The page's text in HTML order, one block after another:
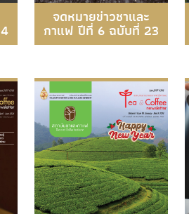
จดหมายข่าวชาและ
กาแฟ ปีที่ 6 ฉบับที่ 23